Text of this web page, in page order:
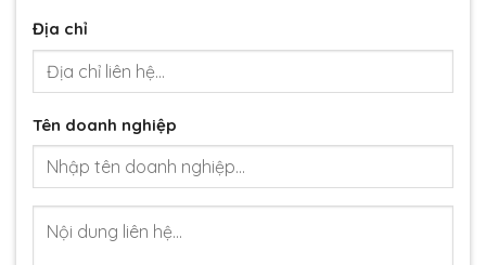
Địa chỉ
Tên doanh nghiệp